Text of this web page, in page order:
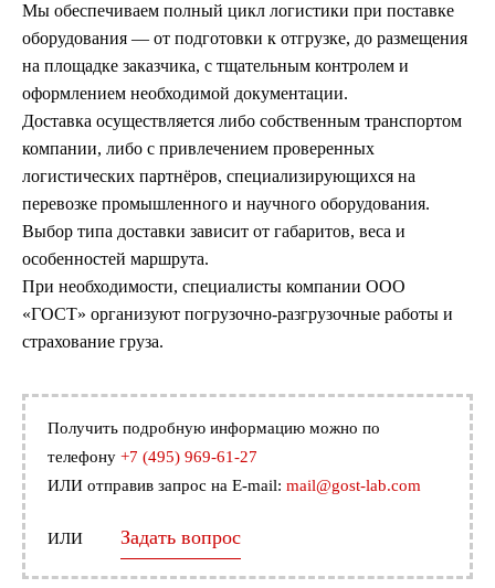
Мы обеспечиваем полный цикл логистики при поставке
оборудования — от подготовки к отгрузке, до размещения
на площадке заказчика, с тщательным контролем и
оформлением необходимой документации.
Доставка осуществляется либо собственным транспортом
компании, либо с привлечением проверенных
логистических партнёров, специализирующихся на
перевозке промышленного и научного оборудования.
Выбор типа доставки зависит от габаритов, веса и
особенностей маршрута.
При необходимости, специалисты компании ООО
«ГОСТ» организуют погрузочно-разгрузочные работы и
страхование груза.
Получить подробную информацию можно по
телефону +7 (495) 969-61-27
ИЛИ отправив запрос на E-mail: mail@gost-lab.com
ИЛИ Задать вопрос